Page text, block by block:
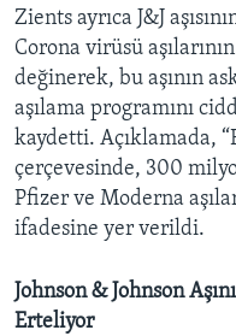
Zients ayrıca J&J
Corona virüsü
değinerek, bu aşının
aşılama programını
kaydetti. Açıklamada,
çerçevesinde, 300
Pfizer ve Moderna
ifadesine yer verildi.
Johnson & Johnson
Erteliyor